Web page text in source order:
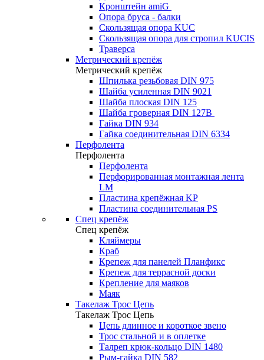
Кронштейн amiG
Опора бруса - балки
Скользящая опора KUC
Скользящая опора для стропил KUCIS
Траверса
Метрический крепёж
Метрический крепёж
Шпилька резьбовая DIN 975
Шайба усиленная DIN 9021
Шайба плоская DIN 125
Шайба гроверная DIN 127B
Гайка DIN 934
Гайка соединительная DIN 6334
Перфолента
Перфолента
Перфолента
Перфорированная монтажная лента
LM
Пластина крепёжная KP
Пластина соединительная PS
Спец крепёж
Спец крепёж
Кляймеры
Краб
Крепеж для панелей Планфикс
Крепеж для террасной доски
Крепление для маяков
Маяк
Такелаж Трос Цепь
Такелаж Трос Цепь
Цепь длинное и короткое звено
Трос стальной и в оплетке
Талреп крюк-кольцо DIN 1480
Рым-гайка DIN 582